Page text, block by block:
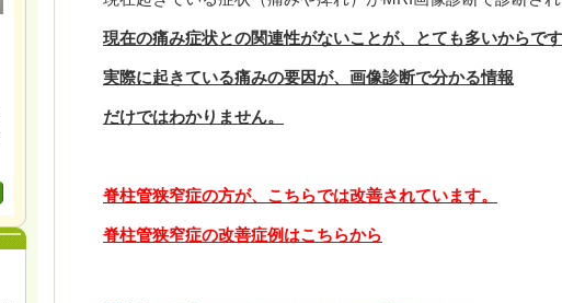
現在の痛み症状との関連性がないことが、とても多いからで
実際に起きている痛みの要因が、画像診断で分かる情報
だけではわかりません。
脊柱管狭窄症の方が、こちらでは改善されています。
脊柱管狭窄症の改善症例はこちらから